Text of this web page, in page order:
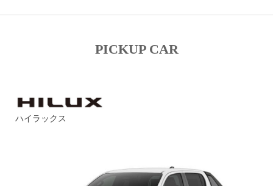
PICKUP CAR
ハイラックス